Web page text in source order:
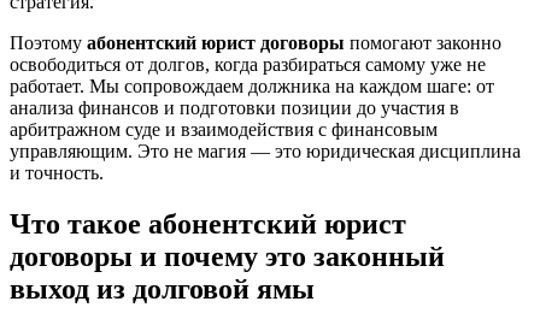
Поэтому абонентский юрист договоры помогают законно
освободиться от долгов, когда разбираться самому уже не
работает. Мы сопровождаем должника на каждом шаге: от
анализа финансов и подготовки позиции до участия в
арбитражном суде и взаимодействия с финансовым
управляющим. Это не магия — это юридическая дисциплина
и точность.
Что такое абонентский юрист
договоры и почему это законный
выход из долговой ямы